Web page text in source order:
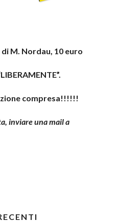
di M. Nordau, 10 euro
compresa!!!!!!
inviare una mail a